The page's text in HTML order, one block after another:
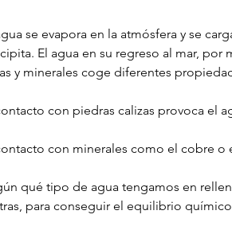
se evapora en la atmósfera y se
El agua en su regreso al mar,
y minerales coge diferentes
con piedras calizas provoca el
con minerales como el cobre o
qué tipo de agua tengamos en
para conseguir el equilibrio